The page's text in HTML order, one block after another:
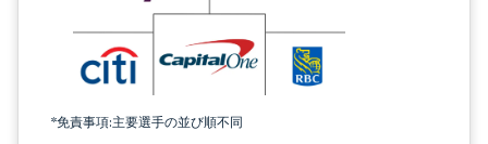
*免責事項:主要選手の並び順不同